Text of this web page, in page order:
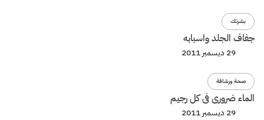
بشرتك
جفاف الجلد واسبابه
29 ديسمبر 2011
صحة ورشاقة
الماء ضرورى فى كل رجيم
29 ديسمبر 2011